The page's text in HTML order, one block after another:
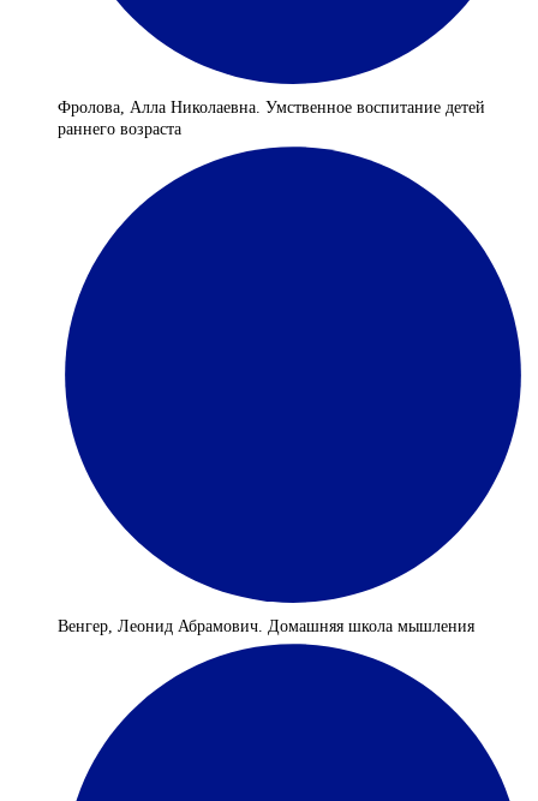
Фролова, Алла Николаевна. Умственное воспитание детей
раннего возраста
Венгер, Леонид Абрамович. Домашняя школа мышления